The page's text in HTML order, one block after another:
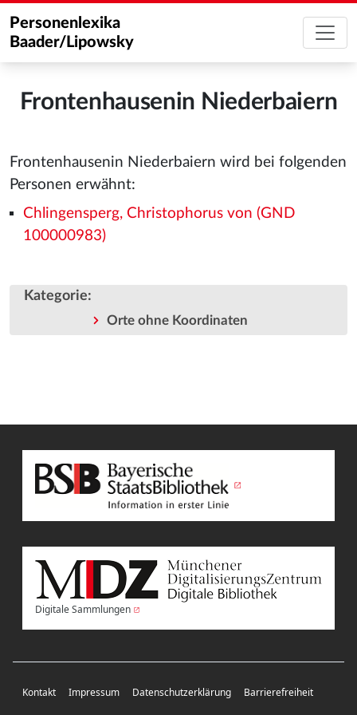
Personenlexika
Baader/Lipowsky
Frontenhausenin Niederbaiern
Frontenhausenin Niederbaiern wird bei folgenden
Personen erwähnt:
Chlingensperg, Christophorus von (GND
100000983)
Kategorie:
Orte ohne Koordinaten
Digitale Sammlungen
Kontakt Impressum Datenschutzerklärung Barrierefreiheit